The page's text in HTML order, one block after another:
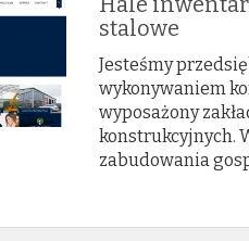
stalowe
Jesteśmy
wykonywaniem
wyposażony
konstrukcyjnych.
zabudowania